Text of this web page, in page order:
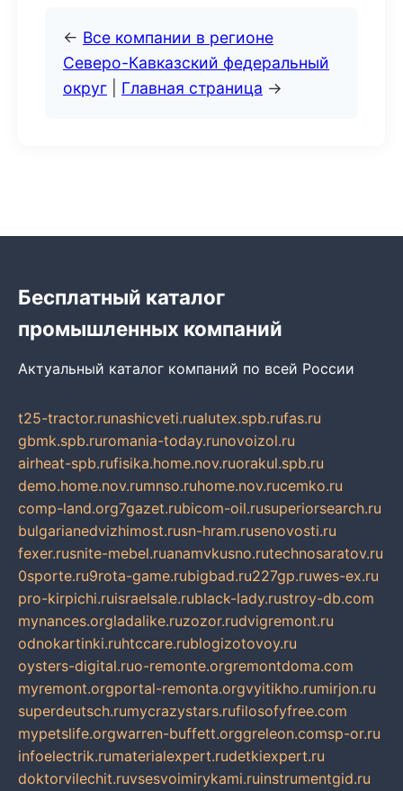
← Все компании в регионе
Северо-Кавказский федеральный
округ
Главная страница →
Бесплатный каталог
промышленных компаний
Актуальный каталог компаний по всей России
t25-tractor.runashicveti.rualutex.spb.rufas.ru
gbmk.spb.ruromania-today.runovoizol.ru
airheat-spb.rufisika.home.nov.ruorakul.spb.ru
demo.home.nov.rumnso.ruhome.nov.rucemko.ru
comp-land.org7gazet.rubicom-oil.rusuperiorsearch.ru
bulgarianedvizhimost.rusn-hram.rusenovosti.ru
fexer.rusnite-mebel.ruanamvkusno.rutechnosaratov.ru
0sporte.ru9rota-game.rubigbad.ru227gp.ruwes-ex.ru
pro-kirpichi.ruisraelsale.rublack-lady.rustroy-db.com
mynances.orgladalike.ruzozor.rudvigremont.ru
odnokartinki.ruhtccare.rublogizotovoy.ru
oysters-digital.ruo-remonte.orgremontdoma.com
myremont.orgportal-remonta.orgvyitikho.rumirjon.ru
superdeutsch.rumycrazystars.rufilosofyfree.com
mypetslife.orgwarren-buffett.orggreleon.comsp-or.ru
infoelectrik.rumaterialexpert.rudetkiexpert.ru
doktorvilechit.ruvsesvoimirykami.ruinstrumentgid.ru